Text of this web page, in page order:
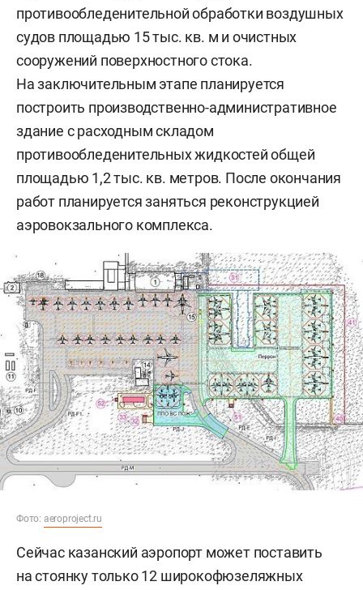
противообледенительной обработки воздушных
судов площадью 15 тыс. кв. м и очистных
сооружений поверхностного стока.
На заключительным этапе планируется
построить производственно-административное
здание с расходным складом
противообледенительных жидкостей общей
площадью 1,2 тыс. кв. метров. После окончания
работ планируется заняться реконструкцией
аэровокзального комплекса.
Фото: aeroproject.ru
Сейчас казанский аэропорт может поставить
на стоянку только 12 широкофюзеляжных